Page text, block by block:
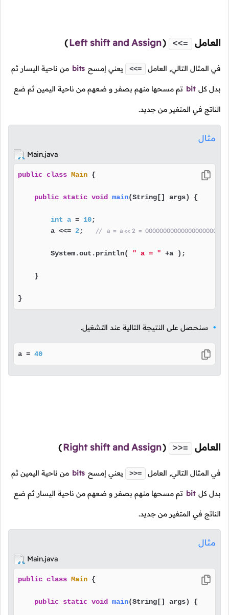
العامل <<=
(
Left shift and Assign
)
في المثال التالي, العامل <<= يعني إمسح bits من ناحية اليسار ثم
بدل كل bit تم مسحها منهم بصفر و ضعهم من ناحية اليمين ثم ضع
الناتج في المتغير من جديد.
مثال
Main.java
public class Main {
public static void main(String[] args) {
int a = 10;
        a <<=
2; //   a  =  a << 2  =
        System.out.println(
" a = " +a );
    }
}
سنحصل على النتيجة التالية عند التشغيل.
a = 40
العامل >>=
(
Right shift and Assign
)
في المثال التالي, العامل >>= يعني إمسح bits من ناحية اليمين ثم
بدل كل bit تم مسحها منهم بصفر و ضعهم من ناحية اليسار ثم ضع
الناتج في المتغير من جديد.
مثال
Main.java
public class Main {
public static void main(String[] args) {